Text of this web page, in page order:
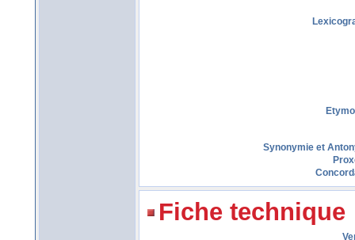
Synonymie et
Fiche technique